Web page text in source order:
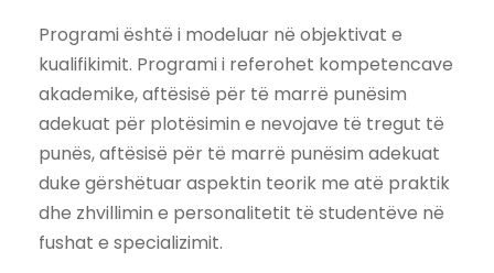
Programi është i modeluar në objektivat e
kualifikimit. Programi i referohet kompetencave
akademike, aftësisë për të marrë punësim
adekuat për plotësimin e nevojave të tregut të
punës, aftësisë për të marrë punësim adekuat
duke gërshëtuar aspektin teorik me atë praktik
dhe zhvillimin e personalitetit të studentëve në
fushat e specializimit.